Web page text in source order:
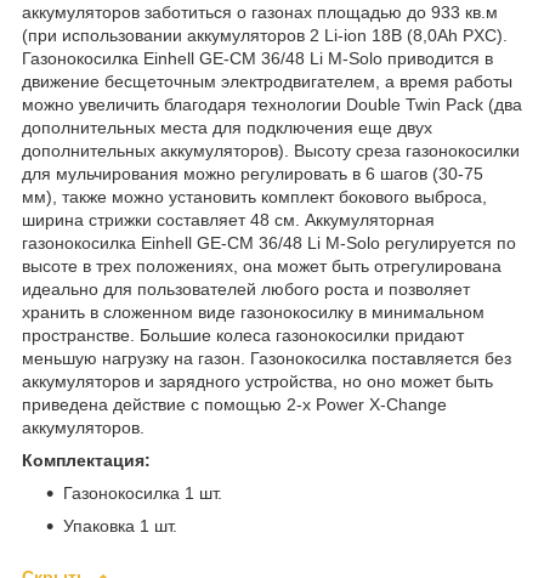
аккумуляторов заботиться о газонах площадью до 933 кв.м
(при использовании аккумуляторов 2 Li-ion 18В (8,0Аh PXC).
Газонокосилка Einhell GE-CM 36/48 Li M-Solo приводится в
движение беcщеточным электродвигателем, а время работы
можно увеличить благодаря технологии Double Twin Pack (два
дополнительных места для подключения еще двух
дополнительных аккумуляторов). Высоту среза газонокосилки
для мульчирования можно регулировать в 6 шагов (30-75
мм), также можно установить комплект бокового выброса,
ширина стрижки составляет 48 см. Аккумуляторная
газонокосилка Einhell GE-CM 36/48 Li M-Solo регулируется по
высоте в трех положениях, она может быть отрегулирована
идеально для пользователей любого роста и позволяет
хранить в сложенном виде газонокосилку в минимальном
пространстве. Большие колеса газонокосилки придают
меньшую нагрузку на газон. Газонокосилка поставляется без
аккумуляторов и зарядного устройства, но оно может быть
приведена действие с помощью 2-х Power X-Change
аккумуляторов.
Комплектация:
Газонокосилка 1 шт.
Упаковка 1 шт.